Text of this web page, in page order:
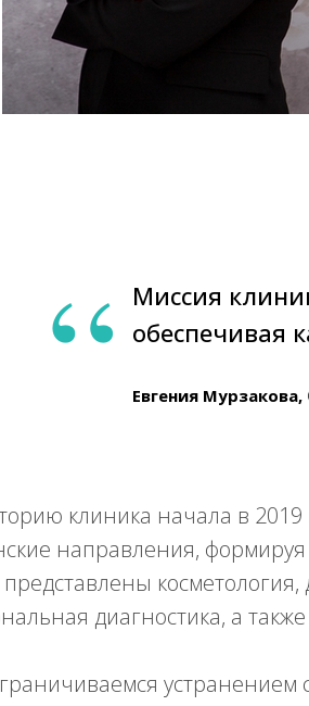
“
Миссия
обеспечивая
Евгения Мурзакова,
клиника начала в 2019
направления,
диагностика, а
устранением